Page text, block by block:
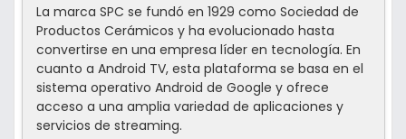
La marca SPC se fundó en 1929 como Sociedad de
Productos Cerámicos y ha evolucionado hasta
convertirse en una empresa líder en tecnología. En
cuanto a Android TV, esta plataforma se basa en el
sistema operativo Android de Google y ofrece
acceso a una amplia variedad de aplicaciones y
servicios de streaming.